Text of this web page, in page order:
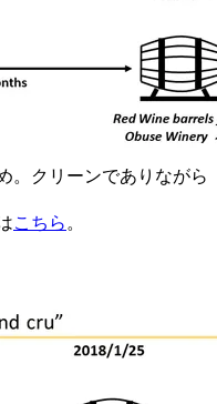
。クリーンでありながら
こちら 。